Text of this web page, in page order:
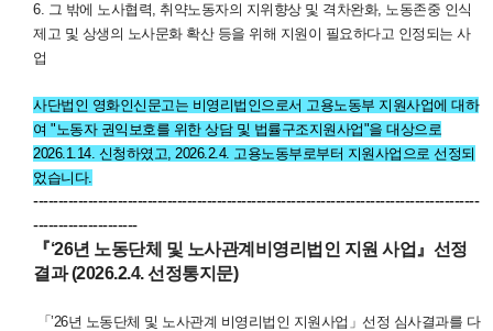
6. 그 밖에 노사협력, 취약노동자의 지위향상 및 격차완화, 노동존중 인식
제고 및 상생의 노사문화 확산 등을 위해 지원이 필요하다고 인정되는 사
업
사단법인 영화인신문고는 비영리법인으로서 고용노동부 지원사업에 대하
여 "노동자 권익보호를 위한 상담 및 법률구조지원사업"을 대상으로
2026.1.14. 신청하였고, 2026.2.4. 고용노동부로부터 지원사업으로 선정되
었습니다.
------------------------------------------------------------------------------------------
---------------------
『‘26년 노동단체 및 노사관계비영리법인 지원 사업』선정
결과 (2026.2.4. 선정통지문)
「’26년 노동단체 및 노사관계 비영리법인 지원사업」선정 심사결과를 다